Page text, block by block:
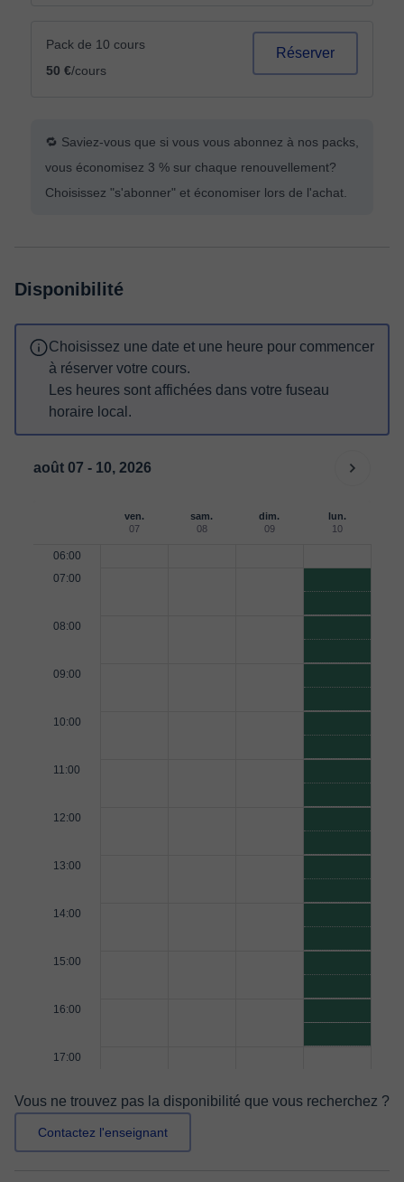
Pack de 10 cours
50 €/cours
Réserver
🔁 Saviez-vous que si vous vous abonnez à nos packs,
vous économisez 3 % sur chaque renouvellement?
Choisissez "s'abonner" et économiser lors de l'achat.
Disponibilité
Choisissez une date et une heure pour commencer
à réserver votre cours.
Les heures sont affichées dans votre fuseau
horaire local.
août 07 - 10, 2026
ven.
07
sam.
08
dim.
09
lun.
10
06:00
07:00
08:00
09:00
10:00
11:00
12:00
13:00
14:00
15:00
16:00
17:00
Vous ne trouvez pas la disponibilité que vous recherchez ?
Contactez l'enseignant